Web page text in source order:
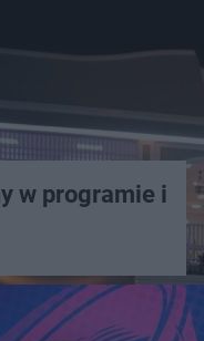
w programie i